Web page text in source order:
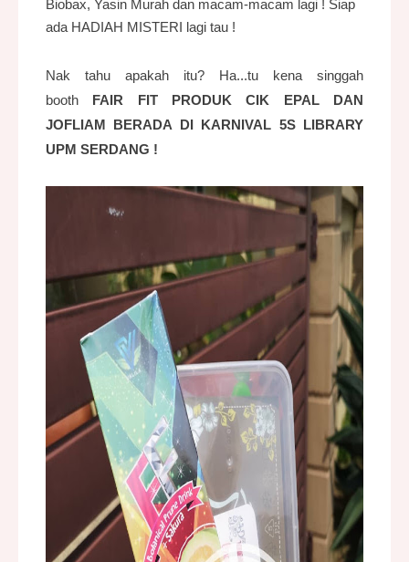
Biobax, Yasin Murah dan macam-macam lagi ! Siap
ada HADIAH MISTERI lagi tau !
Nak tahu apakah itu? Ha...tu kena singgah
booth FAIR FIT PRODUK CIK EPAL DAN
JOFLIAM BERADA DI KARNIVAL 5S LIBRARY
UPM SERDANG !